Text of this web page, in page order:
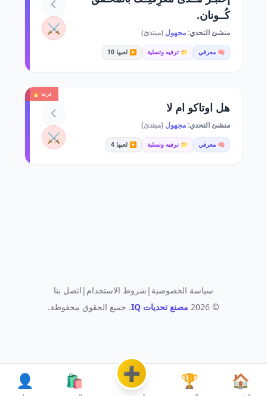
كُــونان.
منشئ التحدي:مجهول (مبتدئ)
🧠 معرفي 📁 ترفيه وتسلية ▶️ لعبها 10
⚔️
ترند 🔥
هل اوتاكو ام لا
منشئ التحدي:مجهول (مبتدئ)
🧠 معرفي 📁 ترفيه وتسلية ▶️ لعبها 4 ⚔️
🏠
🏆
➕
🛍️
👤
سياسة الخصوصية | شروط الاستخدام | اتصل بنا
© 2026
مصنع تحديات IQ . جميع الحقوق محفوظة.